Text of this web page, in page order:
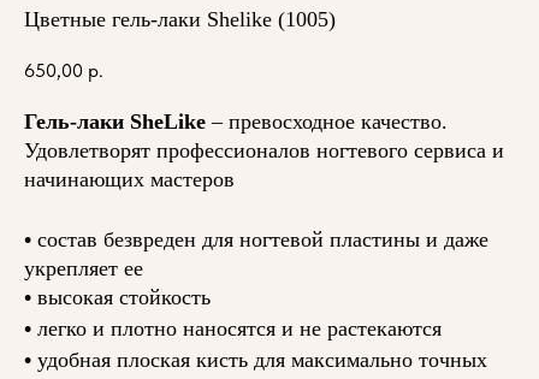
Цветные гель-лаки Shelike (1005)
650,00 р.
Гель-лаки SheLike – превосходное качество.
Удовлетворят профессионалов ногтевого сервиса и
начинающих мастеров
• состав безвреден для ногтевой пластины и даже
укрепляет ее
• высокая стойкость
• легко и плотно наносятся и не растекаются
• удобная плоская кисть для максимально точных